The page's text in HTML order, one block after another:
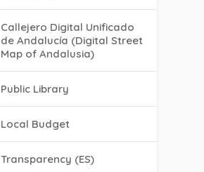
Callejero Digital Unificado
de Andalucía (Digital Street
Map of Andalusia)
Public Library
Local Budget
Transparency (ES)